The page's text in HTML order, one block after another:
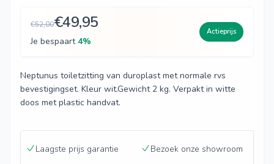
€52,00€49,95
Je bespaart4%
Actieprijs
Neptunus toiletzitting van duroplast met normale rvs
bevestigingset. Kleur wit.Gewicht 2 kg. Verpakt in witte
doos met plastic handvat.
Laagste prijs garantie
Bezoek onze showroom